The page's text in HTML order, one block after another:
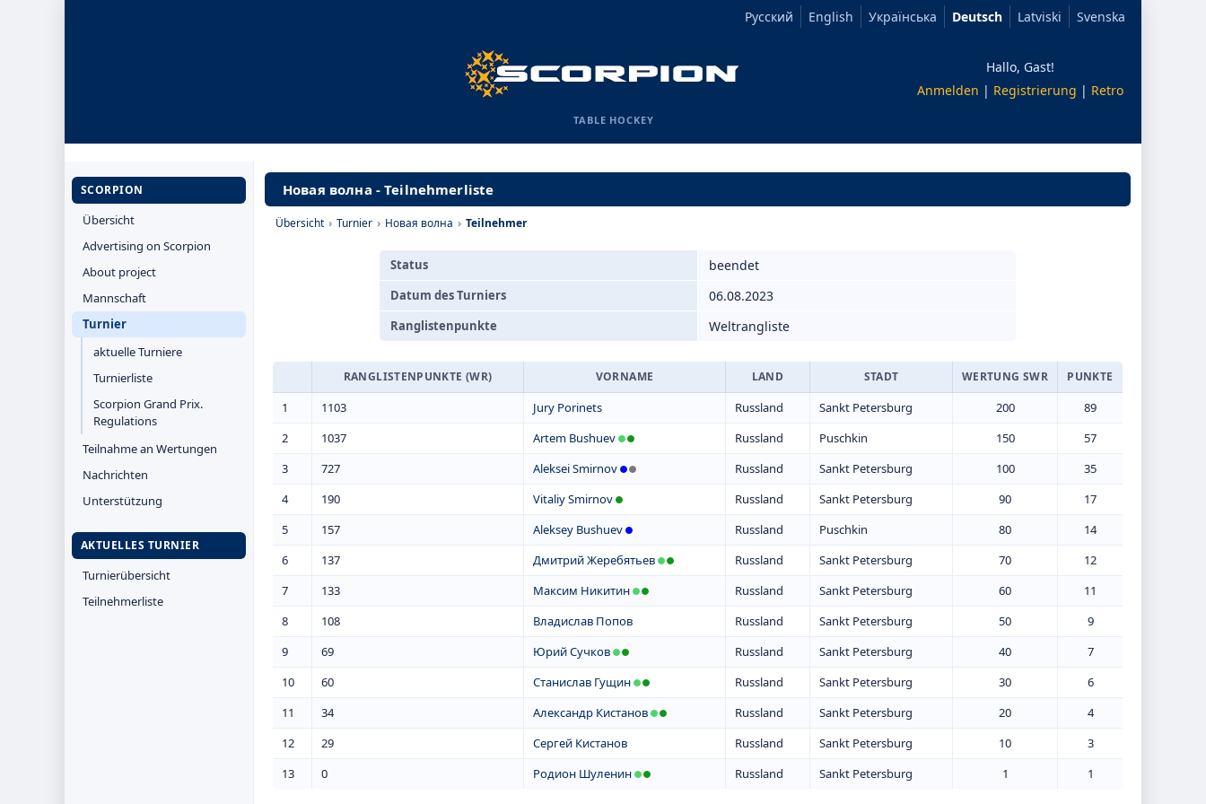
Русский English Українська Deutsch Latviski Svenska
Hallo, Gast!
Anmelden | Registrierung | Retro
TABLE HOCKEY
SCORPION
Übersicht
Advertising on Scorpion
About project
Mannschaft
Turnier
aktuelle Turniere
Turnierliste
Scorpion Grand Prix.
Regulations
Teilnahme an Wertungen
Nachrichten
Unterstützung
AKTUELLES TURNIER
Turnierübersicht
Teilnehmerliste
Новая волна - Teilnehmerliste
Übersicht › Turnier › Новая волна › Teilnehmer
Status beendet
Datum des Turniers 06.08.2023
Ranglistenpunkte Weltrangliste
RANGLISTENPUNKTE (WR) VORNAME LAND STADT WERTUNG SWR PUNKTE
1 1103 Jury Porinets Russland Sankt Petersburg 200
89
2
1037 Artem Bushuev Russland Puschkin 150
57
3
727 Aleksei Smirnov Russland Sankt Petersburg 100
35
4
190 Vitaliy Smirnov Russland Sankt Petersburg 90
17
5
157 Aleksey Bushuev Russland Puschkin 80
14
6
137 Дмитрий Жеребятьев Russland Sankt Petersburg 70
12
7
133 Максим Никитин Russland Sankt Petersburg 60
11
8
108 Владислав Попов Russland Sankt Petersburg 50
9
9
69 Юрий Сучков Russland Sankt Petersburg 40
7
10
60 Станислав Гущин Russland Sankt Petersburg 30
6
11
34 Александр Кистанов Russland Sankt Petersburg 20
4
12
29 Сергей Кистанов Russland Sankt Petersburg 10
3
13
0 Родион Шуленин Russland Sankt Petersburg 1 1